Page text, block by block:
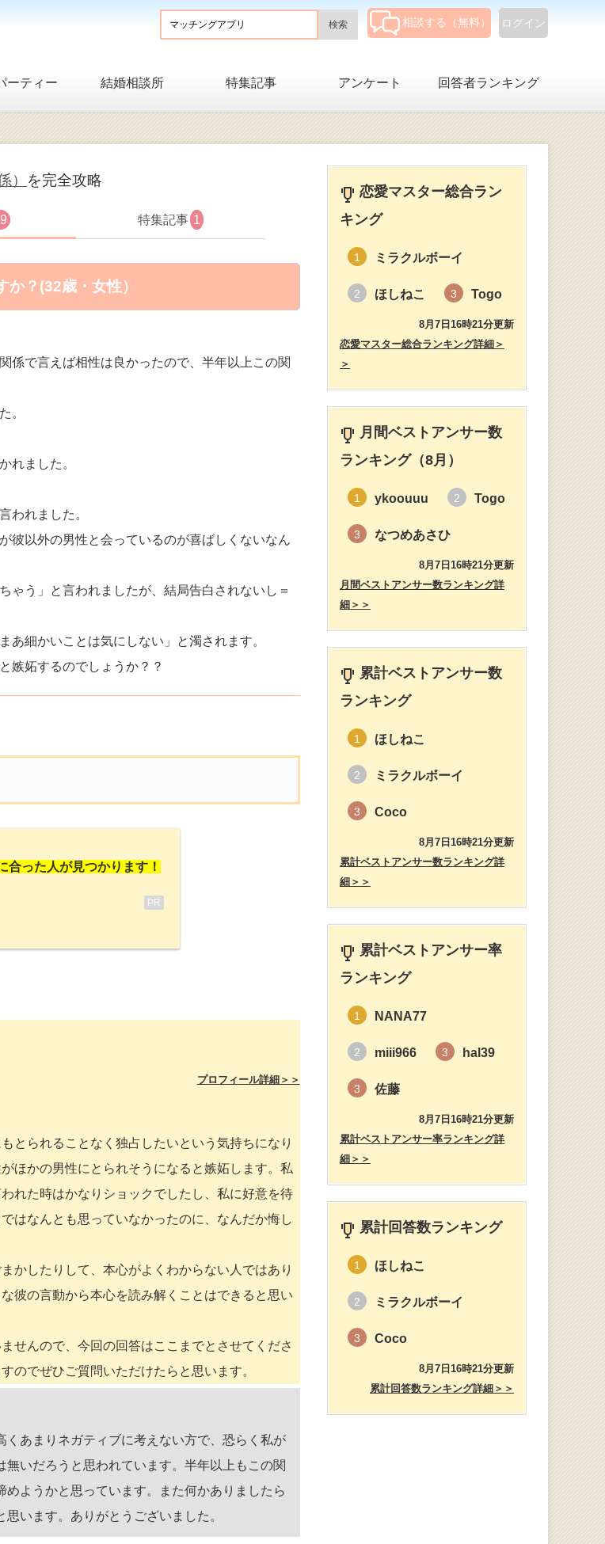
ログイン
相談する（無料）
ーティー 結婚相談所 特集記事 アンケート 回答者ランキング
） を完全攻略
特集記事 1
？(32歳・女性）
係で言えば相性は良かったので、半年以上この関
。
れました。
われました。
彼以外の男性と会っているのが喜ばしくないなん
ゃう」と言われましたが、結局告白されないし＝
あ細かいことは気にしない」と濁されます。
嫉妬するのでしょうか？？
合った人が見つかります！
PR
プロフィール詳細＞＞
とられることなく独占したいという気持ちになり
ほかの男性にとられそうになると嫉妬します。私
れた時はかなりショックでしたし、私に好意を待
はなんとも思っていなかったのに、なんだか悔し
かしたりして、本心がよくわからない人ではあり
彼の言動から本心を読み解くことはできると思い
せんので、今回の回答はここまでとさせてくださ
のでぜひご質問いただけたらと思います。
あまりネガティブに考えない方で、恐らく私が
いだろうと思われています。半年以上もこの関
ようかと思っています。また何かありましたら
います。ありがとうございました。
恋愛マスター総合ラン
キング
1 ミラクルボーイ
2 ほしねこ 3 Togo
8月7日16時21分更新
恋愛マスター総合ランキング詳細＞
＞
月間ベストアンサー数
ランキング（8月）
1 ykoouuu 2 Togo
3 なつめあさひ
8月7日16時21分更新
月間ベストアンサー数ランキング詳
細＞＞
累計ベストアンサー数
ランキング
1 ほしねこ
2 ミラクルボーイ
3 Coco
8月7日16時21分更新
累計ベストアンサー数ランキング詳
細＞＞
累計ベストアンサー率
ランキング
1 NANA77
2 miii966 3 hal39
3 佐藤
8月7日16時21分更新
累計ベストアンサー率ランキング詳
細＞＞
累計回答数ランキング
1 ほしねこ
2 ミラクルボーイ
3 Coco
8月7日16時21分更新
累計回答数ランキング詳細＞＞